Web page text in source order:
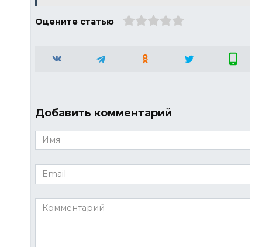
Оцените статью
Добавить комментарий
Имя
*
Email
*
Комментарий